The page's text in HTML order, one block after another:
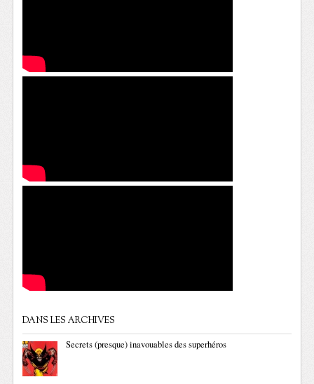
DANS LES ARCHIVES
Secrets (presque) inavouables des superhéros